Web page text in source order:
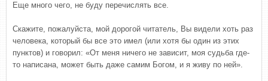
Еще много чего, не буду перечислять все.
Скажите, пожалуйста, мой дорогой читатель, Вы видели хоть раз
человека, который бы все это имел (или хотя бы один из этих
пунктов) и говорил: «От меня ничего не зависит, моя судьба где-
то написана, может быть даже самим Богом, и я живу по ней».